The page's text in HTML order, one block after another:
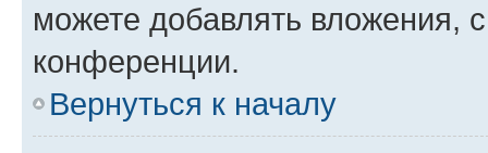
можете добавлять вложения,
конференции.
Вернуться к началу